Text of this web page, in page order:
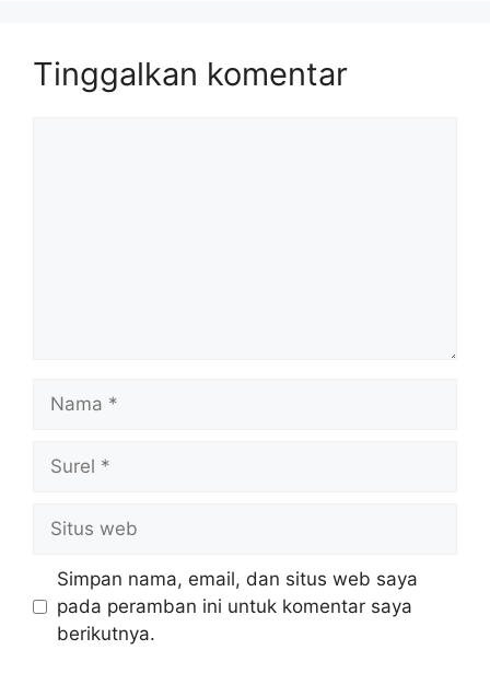
Tinggalkan komentar
web
Simpan nama, email, dan situs web saya
pada peramban ini untuk komentar saya
berikutnya.